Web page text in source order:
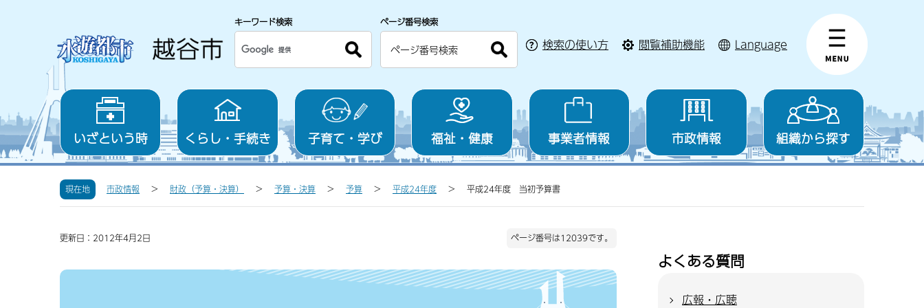
キーワード検索 ページ番号検索
検索の使い方 閲覧補助機能 Language
いざという時 くらし・手続き 子育て・学び 福祉・健康 事業者情報 市政情報 組織から探す
現在地 市政情報 財政（予算・決算） 予算・決算 予算 平成24年度 平成24年度 当初予算書
更新日：2012年4月2日 ページ番号は12039です。
よくある質問
広報・広聴